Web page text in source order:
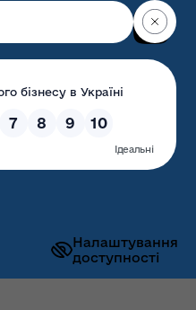
Налаштування
доступності
обласна